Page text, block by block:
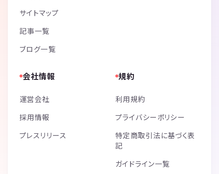
サイトマップ
記事一覧
ブログ一覧
会社情報
運営会社
採用情報
プレスリリース
規約
利用規約
プライバシーポリシー
特定商取引法に基づく表
記
ガイドライン一覧